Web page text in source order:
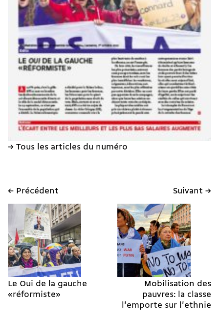
→ Tous les articles du numéro
← Précédent
Le Oui de la gauche
«réformiste»
Suivant →
Mobilisation des
pauvres: la classe
l'emporte sur l'ethnie